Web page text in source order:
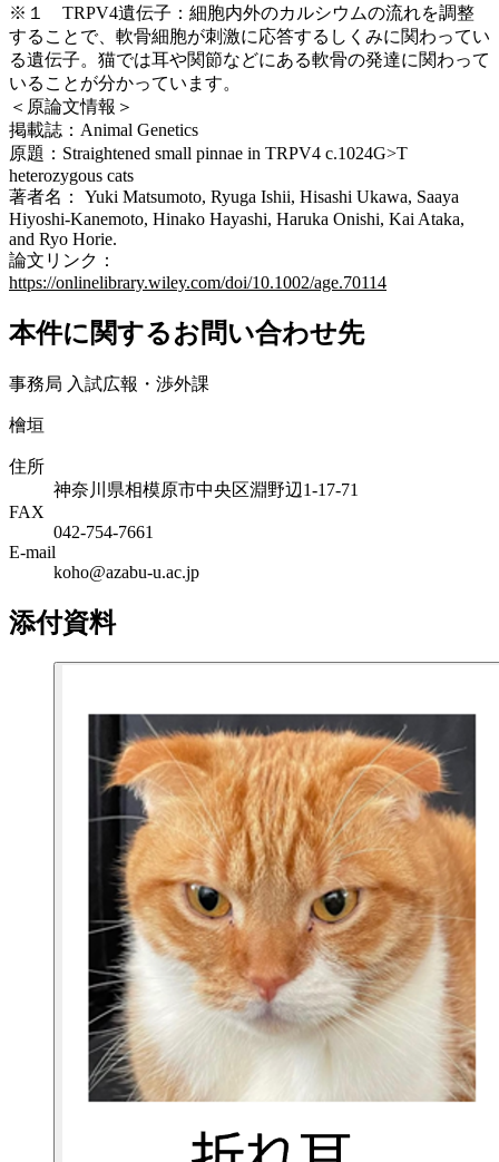
※１ TRPV4遺伝子：細胞内外のカルシウムの流れを調整
することで、軟骨細胞が刺激に応答するしくみに関わってい
る遺伝子。猫では耳や関節などにある軟骨の発達に関わって
いることが分かっています。
＜原論文情報＞
掲載誌：Animal Genetics
原題：Straightened small pinnae in TRPV4 c.1024G>T
heterozygous cats
著者名： Yuki Matsumoto, Ryuga Ishii, Hisashi Ukawa, Saaya
Hiyoshi-Kanemoto, Hinako Hayashi, Haruka Onishi, Kai Ataka,
and Ryo Horie.
論文リンク：
https://onlinelibrary.wiley.com/doi/10.1002/age.70114
本件に関するお問い合わせ先
事務局 入試広報・渉外課
檜垣
住所
神奈川県相模原市中央区淵野辺1-17-71
FAX
042-754-7661
E-mail
koho@azabu-u.ac.jp
添付資料